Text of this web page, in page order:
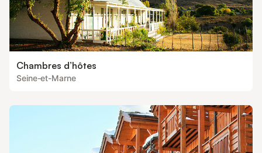
Chambres d’hôtes
Seine-et-Marne